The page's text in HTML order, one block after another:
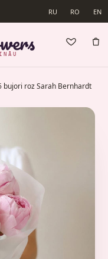
RU RO EN
bujori roz Sarah Bernhardt